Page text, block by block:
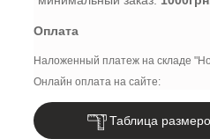
Оплата
Наложенный платеж на складе
Онлайн оплата на сайте:
Таблица